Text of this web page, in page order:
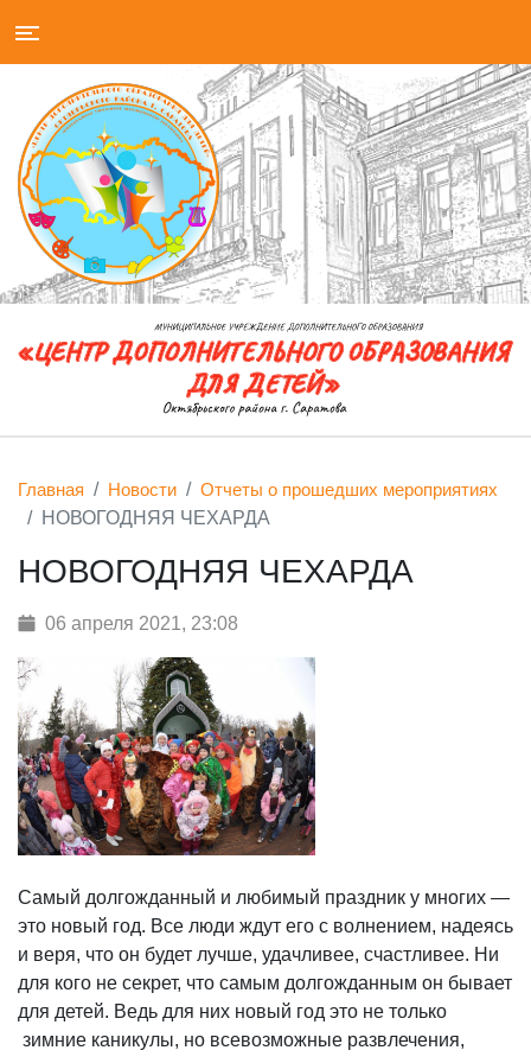
Главная Новости
Отчеты о прошедших мероприятиях
НОВОГОДНЯЯ ЧЕХАРДА
НОВОГОДНЯЯ ЧЕХАРДА
06 апреля 2021, 23:08
Самый долгожданный и любимый праздник у многих —
это новый год. Все люди ждут его с волнением, надеясь
и веря, что он будет лучше, удачливее, счастливее. Ни
для кого не секрет, что самым долгожданным он бывает
для детей. Ведь для них новый год это не только
зимние каникулы, но всевозможные развлечения,